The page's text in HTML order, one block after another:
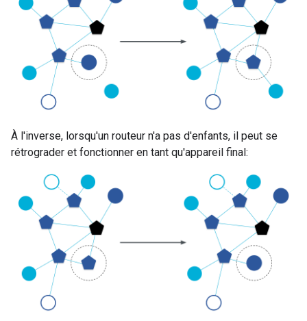
À l'inverse, lorsqu'un routeur n'a pas d'enfants, il peut se
rétrograder et fonctionner en tant qu'appareil final: